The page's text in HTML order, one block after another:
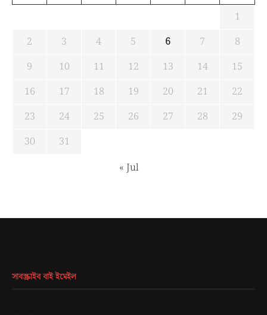
1
2
3 4 5 6 7
8
9
10 11 12 13 14
15
16
17 18 19 20 21
22
23
24 25 26 27 28
29
30
31
« Jul
সাবস্ক্রাইব বাই ইমেইল